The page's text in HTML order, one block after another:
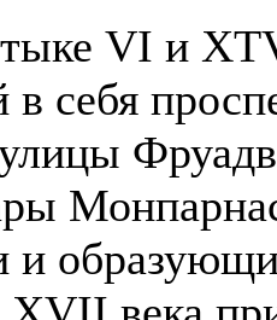
VI и
себя
и